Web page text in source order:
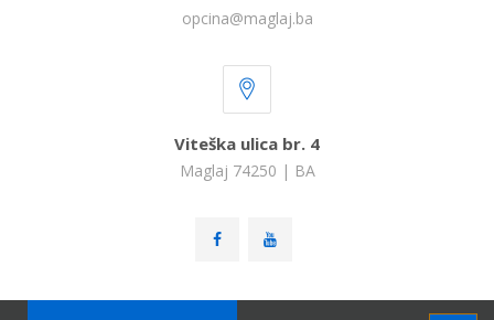
opcina@maglaj.ba
Viteška ulica br. 4
Maglaj 74250 | BA